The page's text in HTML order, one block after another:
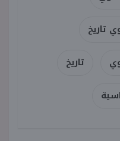
تاريخ
تاريخ